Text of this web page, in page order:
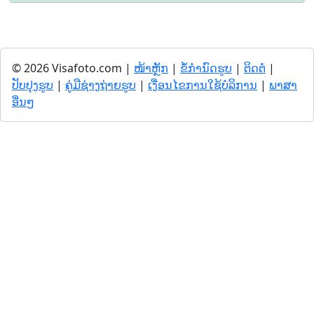
© 2026 Visafoto.com | ໜ້າຫຼັກ | ຂໍ້ກໍານົດຮູບ | ຕິດຕໍ່ |
ປັບປຸງຮູບ | ຄູ່ມືຊ່າງຖ່າຍຮູບ | ເງື່ອນໄຂການໃຊ້ບໍລິການ | ພາສາ
ອື່ນໆ